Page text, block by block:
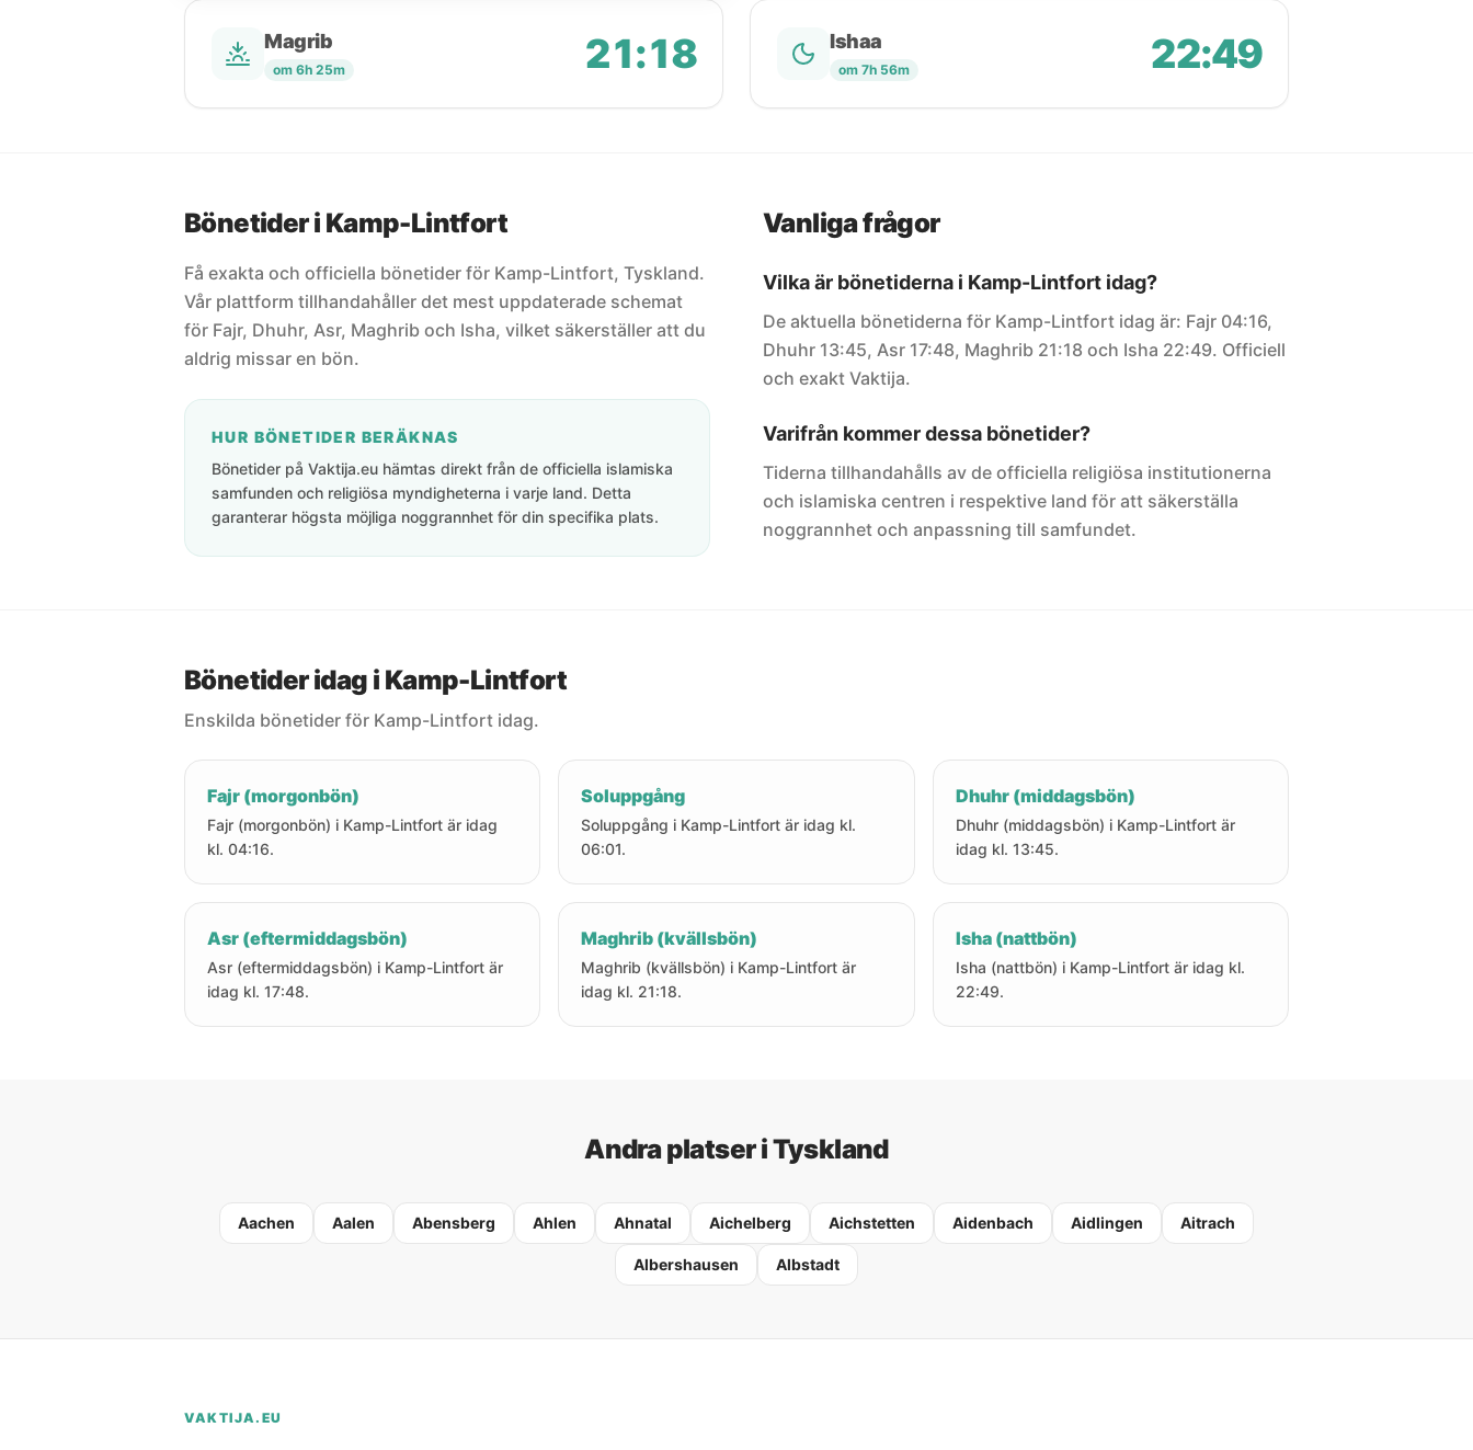
Magrib
om 6h 25m 21:18 Ishaa
om 7h 56m 22:49
Bönetider i Kamp-Lintfort
Få exakta och officiella bönetider för Kamp-Lintfort, Tyskland.
Vår plattform tillhandahåller det mest uppdaterade schemat
för Fajr, Dhuhr, Asr, Maghrib och Isha, vilket säkerställer att du
aldrig missar en bön.
HUR BÖNETIDER BERÄKNAS
Bönetider på Vaktija.eu hämtas direkt från de officiella islamiska
samfunden och religiösa myndigheterna i varje land. Detta
garanterar högsta möjliga noggrannhet för din specifika plats.
Vanliga frågor
Vilka är bönetiderna i Kamp-Lintfort idag?
De aktuella bönetiderna för Kamp-Lintfort idag är: Fajr 04:16,
Dhuhr 13:45, Asr 17:48, Maghrib 21:18 och Isha 22:49. Officiell
och exakt Vaktija.
Varifrån kommer dessa bönetider?
Tiderna tillhandahålls av de officiella religiösa institutionerna
och islamiska centren i respektive land för att säkerställa
noggrannhet och anpassning till samfundet.
Bönetider idag i Kamp-Lintfort
Enskilda bönetider för Kamp-Lintfort idag.
Fajr (morgonbön)
Fajr (morgonbön) i Kamp-Lintfort är idag
kl. 04:16.
Soluppgång
Soluppgång i Kamp-Lintfort är idag kl.
06:01.
Dhuhr (middagsbön)
Dhuhr (middagsbön) i Kamp-Lintfort är
idag kl. 13:45.
Asr (eftermiddagsbön)
Asr (eftermiddagsbön) i Kamp-Lintfort är
idag kl. 17:48.
Maghrib (kvällsbön)
Maghrib (kvällsbön) i Kamp-Lintfort är
idag kl. 21:18.
Isha (nattbön)
Isha (nattbön) i Kamp-Lintfort är idag kl.
22:49.
Andra platser i Tyskland
Aachen Aalen Abensberg Ahlen Ahnatal Aichelberg Aichstetten Aidenbach Aidlingen Aitrach
Albershausen Albstadt
VAKTIJA.EU